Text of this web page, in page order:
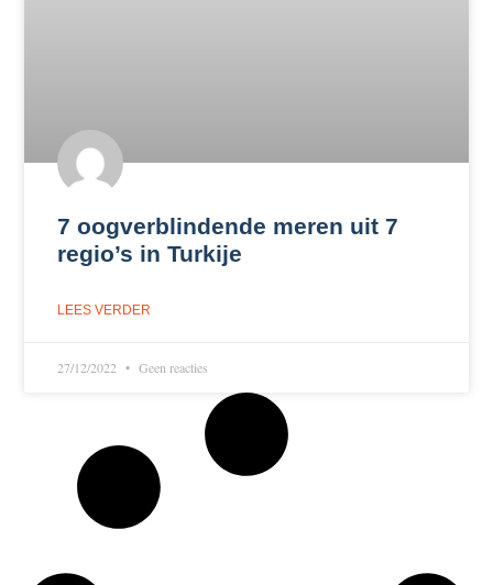
7 oogverblindende meren uit 7
regio’s in Turkije
LEES VERDER
27/12/2022 Geen reacties